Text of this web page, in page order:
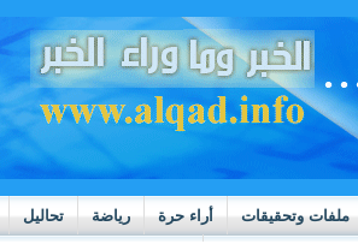
ملفات وتحقيقات أراء حرة رياضة تحاليل